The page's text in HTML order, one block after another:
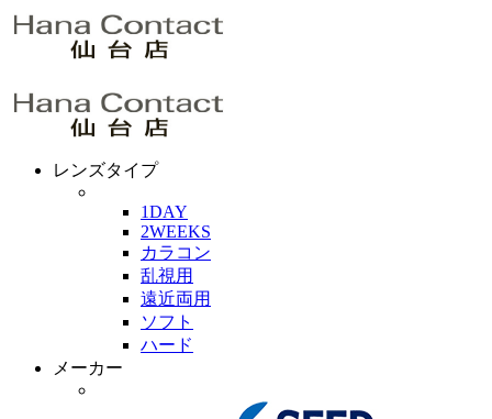
レンズタイプ
1DAY
2WEEKS
カラコン
乱視用
遠近両用
ソフト
ハード
メーカー